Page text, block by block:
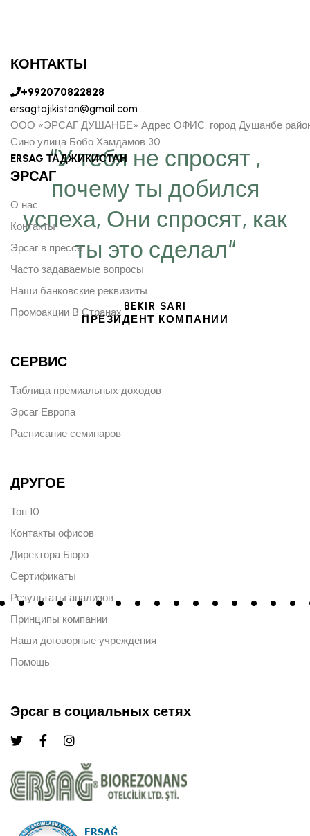
“У тебя не спросят ,
почему ты добился
успеха, Они спросят, как
ты это сделал“
BEKIR SARI
ПРЕЗИДЕНТ КОМПАНИИ
КОНТАКТЫ
+992070822828
ersagtajikistan@gmail.com
ООО «ЭРСАГ ДУШАНБЕ» Адрес ОФИС: город Душанбе
Сино улица Бобо Хамдамов 30
ERSAG ТАДЖИКИСТАН
ЭРСАГ
О нас
Контакты
Эрсаг в прессе
Часто задаваемые вопросы
Наши банковские реквизиты
Промоакции В Странах
СЕРВИС
Таблица премиальных доходов
Эрсаг Европа
Расписание семинаров
ДРУГОЕ
Топ 10
Контакты офисов
Директора Бюро
Сертификаты
Результаты анализов
Принципы компании
Наши договорные учреждения
Помощь
Эрсаг в социальных сетях